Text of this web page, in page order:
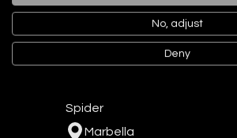
F8
Spider
Marbella
No, adjust
Deny